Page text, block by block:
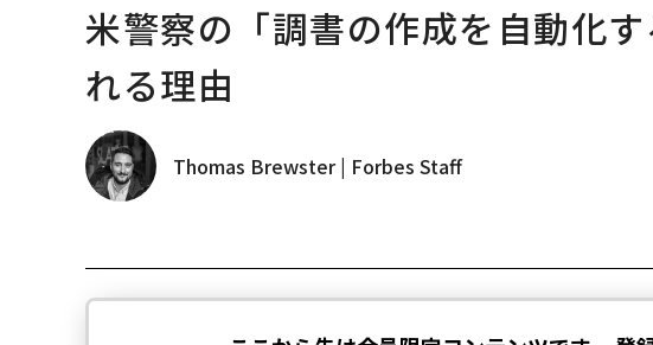
米警察の「調書の作成を自動化
れる理由
Thomas Brewster | Forbes Staff